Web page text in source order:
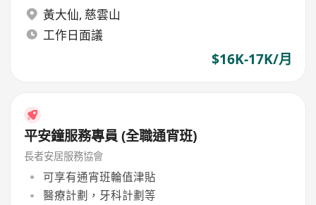
黃大仙, 慈雲山
工作日面議
$16K-17K/月
平安鐘服務專員 (全職通宵班)
長者安居服務協會
可享有通宵班輪值津貼
醫療計劃，牙科計劃等